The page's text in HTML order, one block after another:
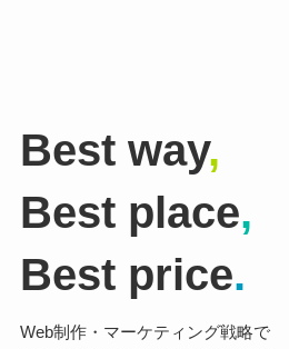
Best way,
Best place,
Best price.
Web制作・マーケティング戦略で